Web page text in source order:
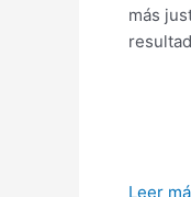
más
Leer